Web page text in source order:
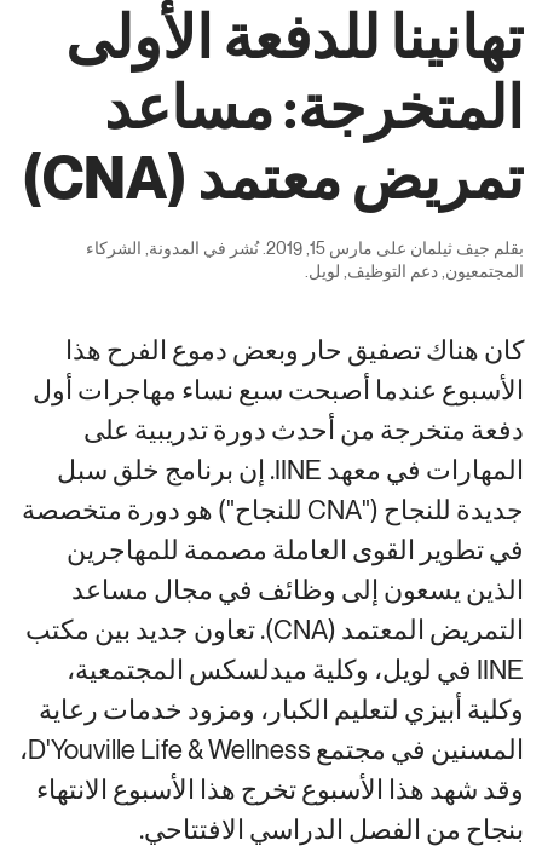
تهانينا للدفعة الأولى
المتخرجة: مساعد
تمريض معتمد (CNA)
بقلم جيف ثيلمان على مارس 15, 2019 . نُشر في المدونة الشركاء
المجتمعيون دعم التوظيف لويل
كان هناك تصفيق حار وبعض دموع الفرح هذا
الأسبوع عندما أصبحت سبع نساء مهاجرات أول
دفعة متخرجة من أحدث دورة تدريبية على
المهارات في معهد IINE. إن برنامج خلق سبل
جديدة للنجاح ("CNA للنجاح") هو دورة متخصصة
في تطوير القوى العاملة مصممة للمهاجرين
الذين يسعون إلى وظائف في مجال مساعد
التمريض المعتمد (CNA). تعاون جديد بين مكتب
IINE في لويل، وكلية ميدلسكس المجتمعية،
وكلية أبيزي لتعليم الكبار، ومزود خدمات رعاية
المسنين في مجتمع D'Youville Life & Wellness،
وقد شهد هذا الأسبوع تخرج هذا الأسبوع الانتهاء
بنجاح من الفصل الدراسي الافتتاحي.